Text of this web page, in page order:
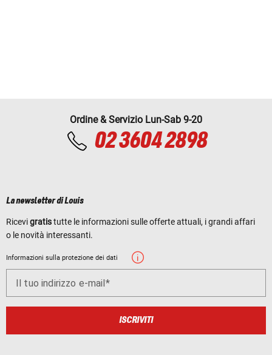
Ordine & Servizio Lun-Sab 9-20
02 3604 2898
La newsletter di Louis
Ricevigratistutte le informazioni sulle offerte attuali, i grandi affari
o le novità interessanti.
Informazioni sulla protezione dei dati
Il tuo indirizzo e-mail
ISCRIVITI